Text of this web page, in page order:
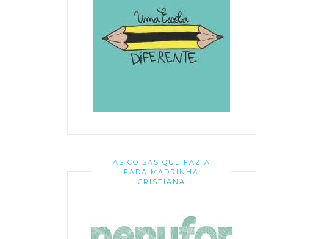
AS COISAS QUE FAZ A
FADA MADRINHA
CRISTIANA